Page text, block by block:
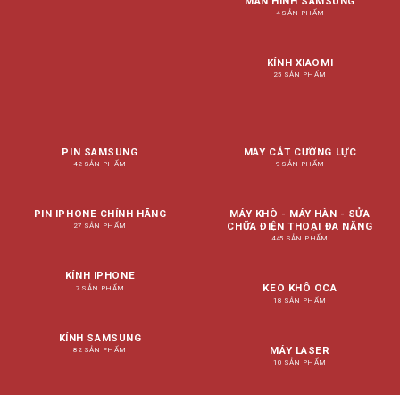
4 SẢN PHẨM
KÍNH XIAOMI
25 SẢN PHẨM
PIN SAMSUNG
42 SẢN PHẨM
PIN IPHONE CHÍNH HÃNG
27 SẢN PHẨM
KÍNH IPHONE
7 SẢN PHẨM
KÍNH SAMSUNG
82 SẢN PHẨM
MÁY CẮT CƯỜNG LỰC
9 SẢN PHẨM
MÁY KHÒ - MÁY HÀN - SỬA
CHỮA ĐIỆN THOẠI ĐA NĂNG
445 SẢN PHẨM
KEO KHÔ OCA
18 SẢN PHẨM
MÁY LASER
10 SẢN PHẨM